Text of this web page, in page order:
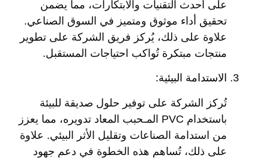
على أحدث التقنيات والابتكارات، مما يضمن
تحقيق أداء موثوق ومتميز في السوق الصناعي.
علاوة على ذلك، يُركز فريق الشركة على تطوير
منتجات مبتكرة تُواكب احتياجات المستقبل.
الاستدامة البيئية:
تُركز الشركة على توفير حلول صديقة للبيئة
باستخدام PVC المـحبب المعاد تدويره، مما يعزز
من استدامة الصناعات وتقليل الأثر البيئي. علاوة
على ذلك، تُساهم هذه الخطوة في دعم جهود